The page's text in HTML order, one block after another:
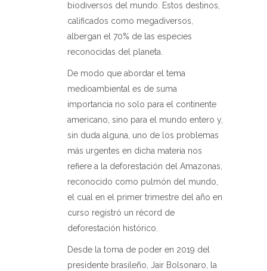
biodiversos del mundo. Estos destinos,
calificados como megadiversos,
albergan el 70% de las especies
reconocidas del planeta.
De modo que abordar el tema
medioambiental es de suma
importancia no solo para el continente
americano, sino para el mundo entero y,
sin duda alguna, uno de los problemas
más urgentes en dicha materia nos
refiere a la deforestación del Amazonas,
reconocido como pulmón del mundo,
el cual en el primer trimestre del año en
curso registró un récord de
deforestación histórico.
Desde la toma de poder en 2019 del
presidente brasileño, Jair Bolsonaro, la